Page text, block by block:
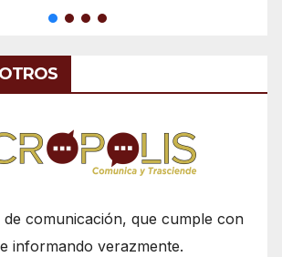
de comunicación, que cumple con
informando verazmente.